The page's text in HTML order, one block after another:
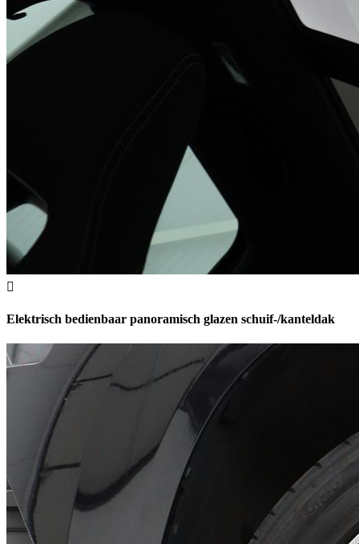
Elektrisch bedienbaar panoramisch glazen schuif-/kanteldak